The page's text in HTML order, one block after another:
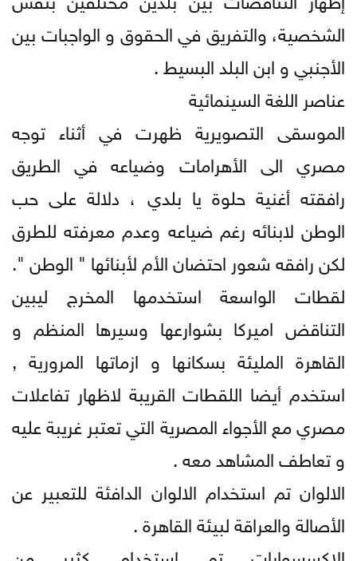
الشخصية، والتفريق في الحقوق و الواجبات بين
الأجنبي و ابن البلد البسيط .
عناصر اللغة السينمائية
الموسقى التصويرية ظهرت في أثناء توجه
مصري الى الأهرامات وضياعه في الطريق
رافقته أغنية حلوة يا بلدي ، دلالة على حب
الوطن لابنائه رغم ضياعه وعدم معرفته للطرق
لكن رافقه شعور احتضان الأم لأبنائها " الوطن ".
لقطات الواسعة استخدمها المخرج ليبين
التناقض اميركا بشوارعها وسيرها المنظم و
القاهرة المليئة بسكانها و ازماتها المرورية ,
استخدم أيضا اللقطات القريبة لاظهار تفاعلات
مصري مع الأجواء المصرية التي تعتبر غريبة عليه
و تعاطف المشاهد معه .
الالوان تم استخدام الالوان الدافئة للتعبير عن
الأصالة والعراقة لبيئة القاهرة .